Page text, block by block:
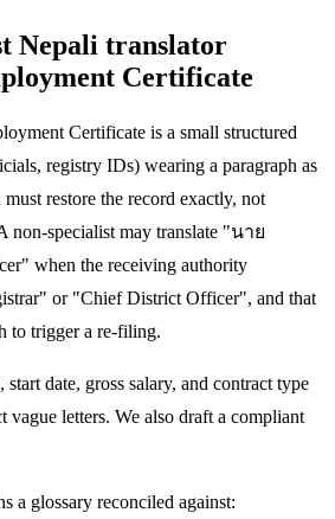
Nepali translator
Certificate
Certificate is a small structured
registry IDs) wearing a paragraph as
restore the record exactly, not
non-specialist may translate "นาย
when the receiving authority
or "Chief District Officer", and that
to trigger a re-filing.
date, gross salary, and contract type
letters. We also draft a compliant
a glossary reconciled against: